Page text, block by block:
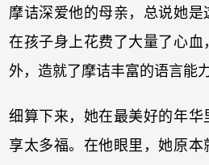
摩诘深爱他的母亲，总说她
在孩子身上花费了大量了心血
外，造就了摩诘丰富的语言能
细算下来，她在最美好的年华
享太多福。在他眼里，她原本